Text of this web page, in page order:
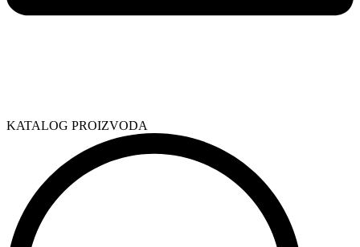
KATALOG PROIZVODA